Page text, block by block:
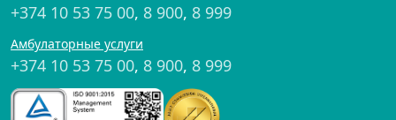
+374 10 53 75 00, 8 900, 8 999
Амбулаторные услуги
+374 10 53 75 00, 8 900, 8 999